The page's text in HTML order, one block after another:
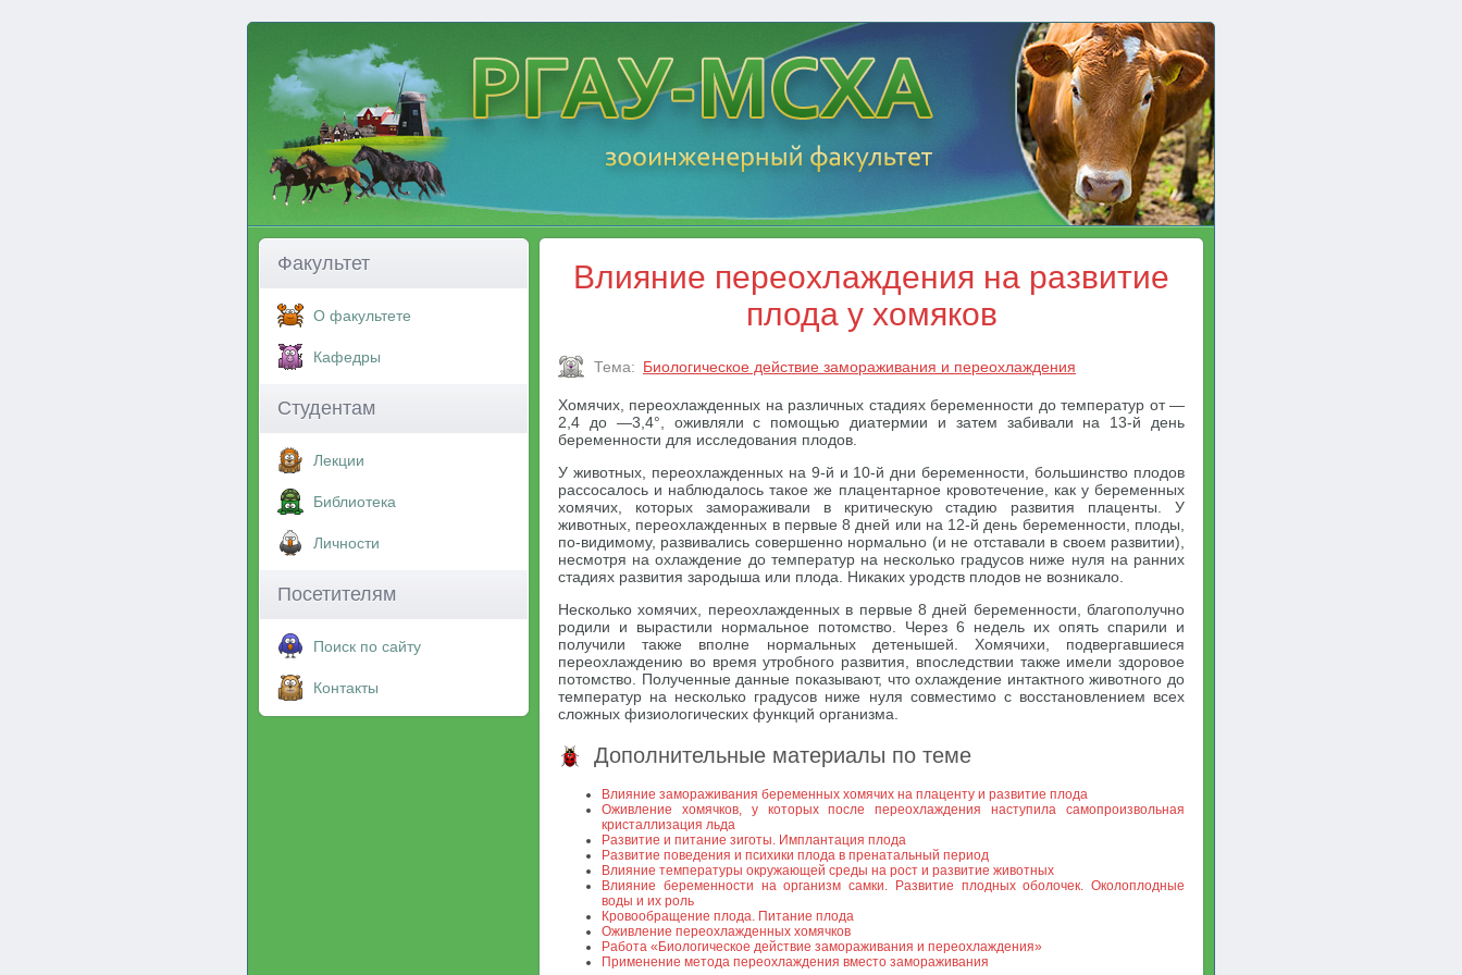
Факультет
О факультете
Кафедры
Студентам
Лекции
Библиотека
Личности
Посетителям
Поиск по сайту
Контакты
Влияние переохлаждения на развитие
плода у хомяков
Тема: Биологическое действие замораживания и переохлаждения
Хомячих, переохлажденных на различных стадиях беременности до температур от —
2,4 до —3,4°, оживляли с помощью диатермии и затем забивали на 13-й день
беременности для исследования плодов.
У животных, переохлажденных на 9-й и 10-й дни беременности, большинство плодов
рассосалось и наблюдалось такое же плацентарное кровотечение, как у беременных
хомячих, которых замораживали в критическую стадию развития плаценты. У
животных, переохлажденных в первые 8 дней или на 12-й день беременности, плоды,
по-видимому, развивались совершенно нормально (и не отставали в своем развитии),
несмотря на охлаждение до температур на несколько градусов ниже нуля на ранних
стадиях развития зародыша или плода. Никаких уродств плодов не возникало.
Несколько хомячих, переохлажденных в первые 8 дней беременности, благополучно
родили и вырастили нормальное потомство. Через 6 недель их опять спарили и
получили также вполне нормальных детенышей. Хомячихи, подвергавшиеся
переохлаждению во время утробного развития, впоследствии также имели здоровое
потомство. Полученные данные показывают, что охлаждение интактного животного до
температур на несколько градусов ниже нуля совместимо с восстановлением всех
сложных физиологических функций организма.
Дополнительные материалы по теме
Влияние замораживания беременных хомячих на плаценту и развитие плода
Оживление хомячков, у которых после переохлаждения наступила самопроизвольная
кристаллизация льда
Развитие и питание зиготы. Имплантация плода
Развитие поведения и психики плода в пренатальный период
Влияние температуры окружающей среды на рост и развитие животных
Влияние беременности на организм самки. Развитие плодных оболочек. Околоплодные
воды и их роль
Кровообращение плода. Питание плода
Оживление переохлажденных хомячков
Работа «Биологическое действие замораживания и переохлаждения»
Применение метода переохлаждения вместо замораживания